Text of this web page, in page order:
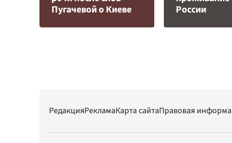
Пугачевой о Киеве
России
РедакцияРекламаКарта сайтаПравовая